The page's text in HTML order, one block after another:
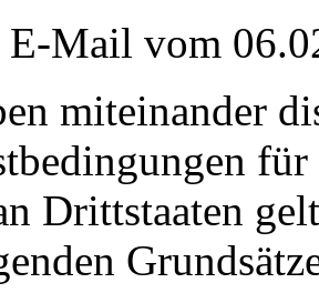
Mail vom
miteinander
Drittstaaten